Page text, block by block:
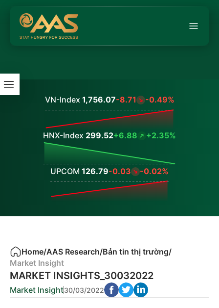
VN-Index 1,756.07-8.71 -0.49%
HNX-Index 299.52+6.88 +2.35%
UPCOM 126.79-0.03 -0.02%
Home/AAS Research/Bản tin thị trường/
Market Insight
MARKET INSIGHTS_30032022
Market Insight30/03/2022